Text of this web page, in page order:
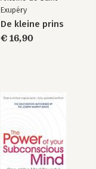
Exupéry
De kleine prins
€ 16,90